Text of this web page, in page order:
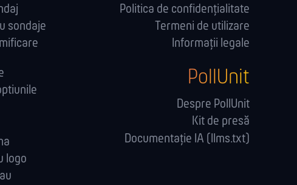
sondaje
logo
Politica de confidențialitate
Termeni de utilizare
Informații legale
PollUnit
Despre PollUnit
Kit de presă
Documentație IA (llms.txt)